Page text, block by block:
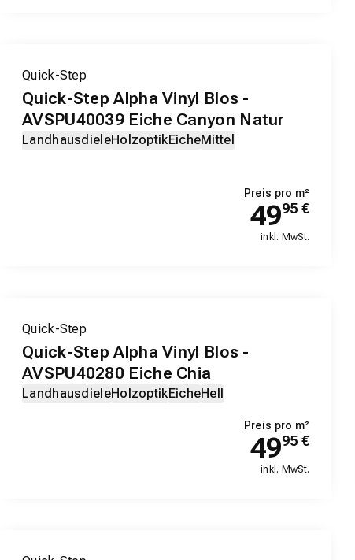
Quick-Step
Quick-Step Alpha Vinyl Blos -
AVSPU40039 Eiche Canyon Natur
LandhausdieleHolzoptikEicheMittel
Preis pro m²
4995 €
inkl. MwSt.
Quick-Step
Quick-Step Alpha Vinyl Blos -
AVSPU40280 Eiche Chia
LandhausdieleHolzoptikEicheHell
Preis pro m²
4995 €
inkl. MwSt.